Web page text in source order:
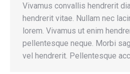
Vivamus convallis hendrerit
hendrerit vitae. Nullam nec
lorem. Vivamus ut enim
pellentesque neque. Morbi
vel hendrerit. Pellentesque